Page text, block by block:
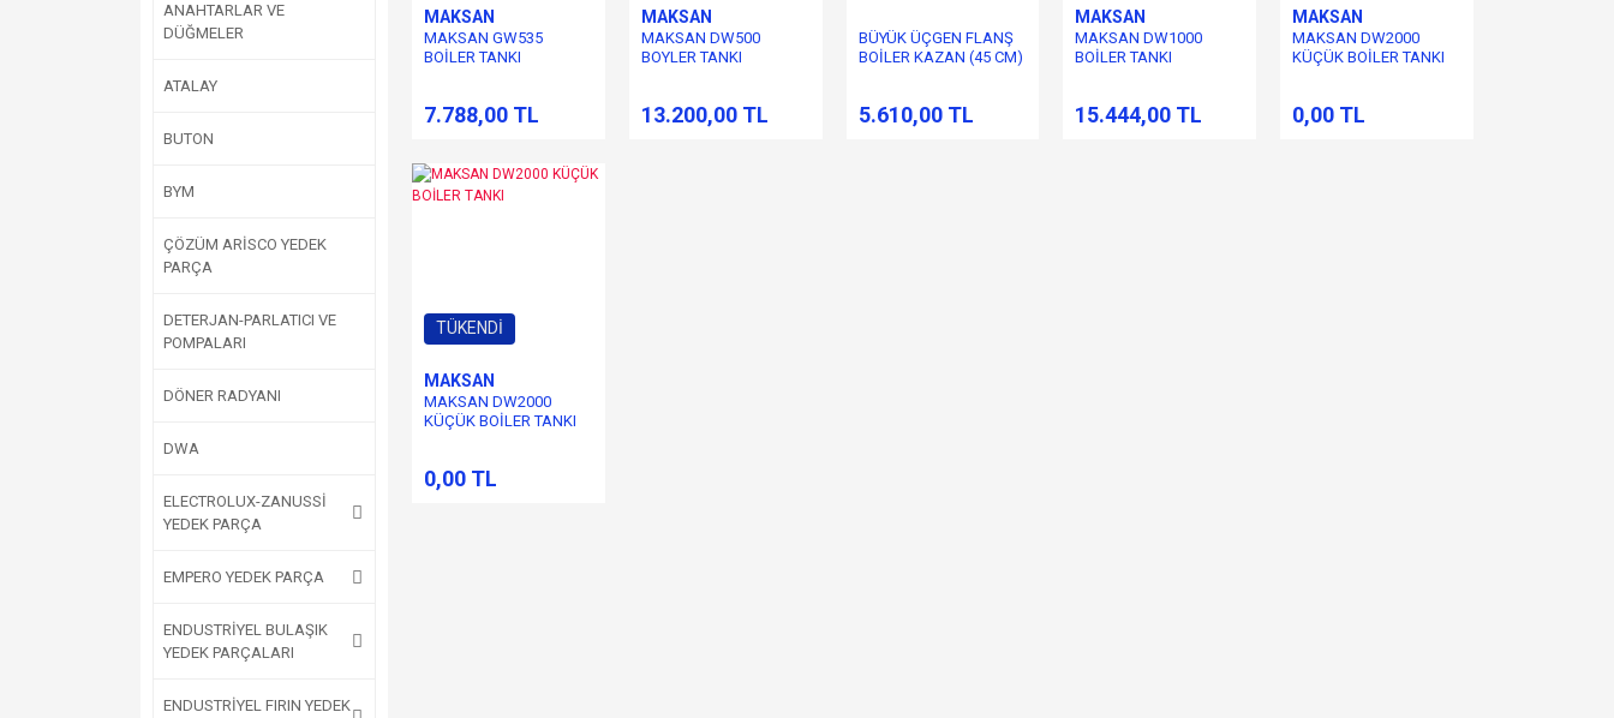
ANAHTARLAR VE
DÜĞMELER
ATALAY
BUTON
BYM
ÇÖZÜM ARİSCO YEDEK
PARÇA
DETERJAN-PARLATICI VE
POMPALARI
DÖNER RADYANI
DWA
ELECTROLUX-ZANUSSİ
YEDEK PARÇA
EMPERO YEDEK PARÇA
ENDUSTRİYEL BULAŞIK
YEDEK PARÇALARI
ENDUSTRİYEL FIRIN YEDEK
MAKSAN
MAKSAN GW535
BOİLER TANKI
7.788,00 TL
MAKSAN
MAKSAN DW500
BOYLER TANKI
13.200,00 TL
BÜYÜK ÜÇGEN FLANŞ
BOİLER KAZAN (45 CM)
5.610,00 TL
MAKSAN
MAKSAN DW1000
BOİLER TANKI
15.444,00 TL
MAKSAN
MAKSAN DW2000
KÜÇÜK BOİLER TANKI
0,00 TL
TÜKENDİ
MAKSAN
MAKSAN DW2000
KÜÇÜK BOİLER TANKI
0,00 TL